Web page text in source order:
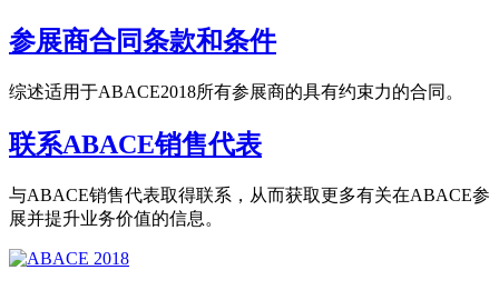
参展商合同条款和条件
综述适用于ABACE2018所有参展商的具有约束力的合同。
联系ABACE销售代表
与ABACE销售代表取得联系，从而获取更多有关在ABACE参
展并提升业务价值的信息。